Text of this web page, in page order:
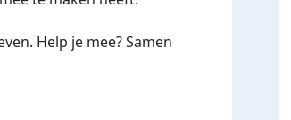
Help je mee? Samen